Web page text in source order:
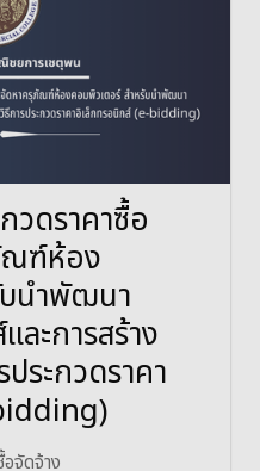
วดราคาซื้อ
ณฑ์ห้อง
นำพัฒนา
ละการสร้าง
ระกวดราคา
จัดจ้าง